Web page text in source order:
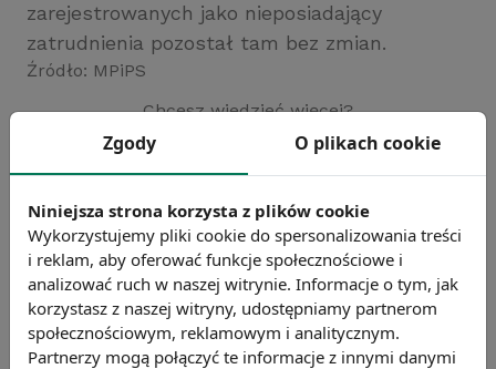
zarejestrowanych jako nieposiadający
zatrudnienia pozostał tam bez zmian.
Źródło: MPiPS
Chcesz wiedzieć więcej?
Zobacz więcej wiadomości
Zgody O plikach cookie
Niniejsza strona korzysta z plików cookie
Wykorzystujemy pliki cookie do spersonalizowania treści
i reklam, aby oferować funkcje społecznościowe i
analizować ruch w naszej witrynie. Informacje o tym, jak
korzystasz z naszej witryny, udostępniamy partnerom
społecznościowym, reklamowym i analitycznym.
Partnerzy mogą połączyć te informacje z innymi danymi